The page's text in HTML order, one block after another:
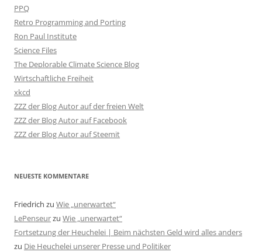
PPQ
Retro Programming and Porting
Ron Paul Institute
Science Files
The Deplorable Climate Science Blog
Wirtschaftliche Freiheit
xkcd
ZZZ der Blog Autor auf der freien Welt
ZZZ der Blog Autor auf Facebook
ZZZ der Blog Autor auf Steemit
NEUESTE KOMMENTARE
Friedrich zu Wie „unerwartet“
LePenseurzu Wie „unerwartet“
Fortsetzung der Heuchelei | Beim nächsten Geld wird alles anders
zu Die Heuchelei unserer Presse und Politiker